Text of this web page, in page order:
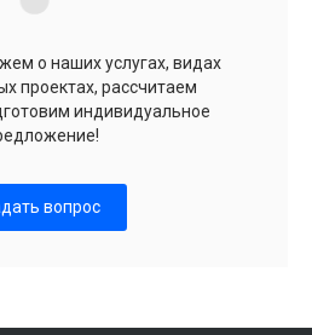
о наших услугах, видах
проектах, рассчитаем
индивидуальное
вопрос